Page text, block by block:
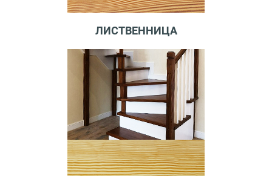
ЛИСТВЕННИЦА